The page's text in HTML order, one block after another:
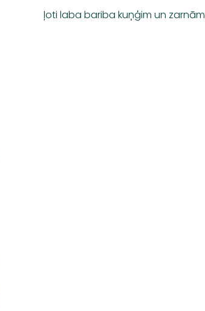
ļoti laba bariba kuņģim un zarnām